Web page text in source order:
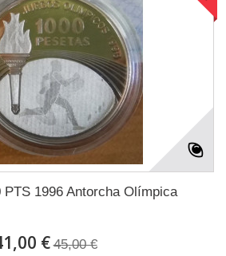
PTS 1996 Antorcha Olímpica
€ 45,00 €